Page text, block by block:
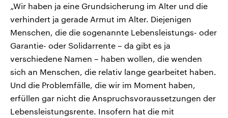
„Wir haben ja eine Grundsicherung im Alter und die
verhindert ja gerade Armut im Alter. Diejenigen
Menschen, die die sogenannte Lebensleistungs- oder
Garantie- oder Solidarrente – da gibt es ja
verschiedene Namen – haben wollen, die wenden
sich an Menschen, die relativ lange gearbeitet haben.
Und die Problemfälle, die wir im Moment haben,
erfüllen gar nicht die Anspruchsvoraussetzungen der
Lebensleistungsrente. Insofern hat die mit